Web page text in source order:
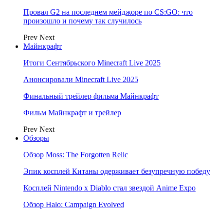
Провал G2 на последнем мейджоре по CS:GO: что
произошло и почему так случилось
Prev Next
Майнкрафт
Итоги Сентябрьского Minecraft Live 2025
Анонсировали Minecraft Live 2025
Финальный трейлер фильма Майнкрафт
Фильм Майнкрафт и трейлер
Prev Next
Обзоры
Обзор Moss: The Forgotten Relic
Эпик косплей Китаны одерживает безупречную победу
Косплей Nintendo x Diablo стал звездой Anime Expo
Обзор Halo: Campaign Evolved